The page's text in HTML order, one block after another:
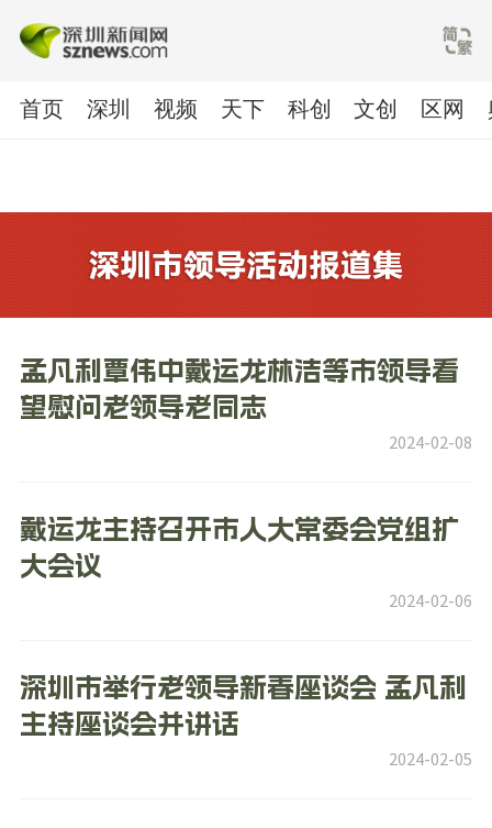
首页 深圳 视频 天下 科创 文创 区网
2024-02-08
孟凡利覃伟中戴运龙林洁等市领导看
望慰问老领导老同志
2024-02-06
戴运龙主持召开市人大常委会党组扩
大会议
2024-02-05
深圳市举行老领导新春座谈会 孟凡利
主持座谈会并讲话